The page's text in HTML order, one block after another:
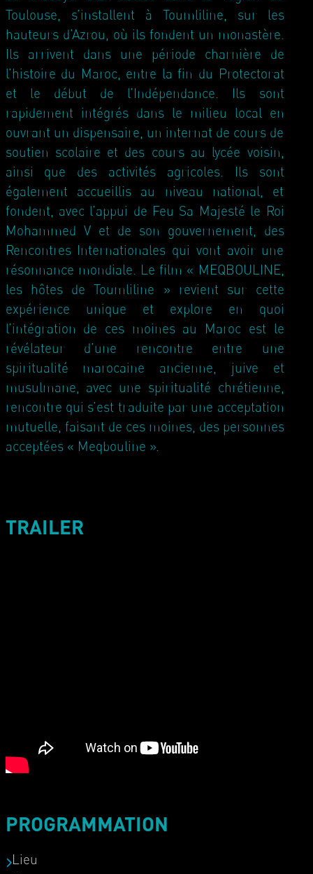
Toulouse, s’installent à Toumliline, sur les
hauteurs d’Azrou, où ils fondent un monastère.
Ils arrivent dans une période charnière de
l’histoire du Maroc, entre la fin du Protectorat
et le début de l’Indépendance. Ils sont
rapidement intégrés dans le milieu local en
ouvrant un dispensaire, un internat de cours de
soutien scolaire et des cours au lycée voisin,
ainsi que des activités agricoles. Ils sont
également accueillis au niveau national, et
fondent, avec l’appui de Feu Sa Majesté le Roi
Mohammed V et de son gouvernement, des
Rencontres Internationales qui vont avoir une
résonnance mondiale. Le film « MEQBOULINE,
les hôtes de Toumliline » revient sur cette
expérience unique et explore en quoi
l’intégration de ces moines au Maroc est le
révélateur d’une rencontre entre une
spiritualité marocaine ancienne, juive et
musulmane, avec une spiritualité chrétienne,
rencontre qui s’est traduite par une acceptation
mutuelle, faisant de ces moines, des personnes
acceptées « Meqbouline ».
TRAILER
PROGRAMMATION
Lieu